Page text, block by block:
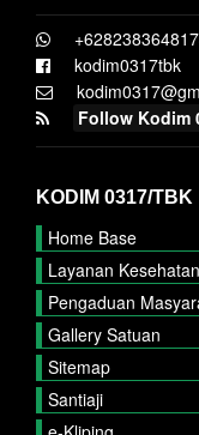
kodim0317tbk
Follow Kodim
KODIM 0317/TBK
Home Base
Layanan Kesehatan
Pengaduan
Gallery Satuan
Sitemap
Santiaji